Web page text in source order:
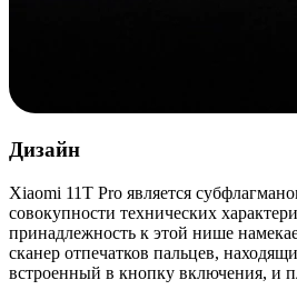
Дизайн
Xiaomi 11T Pro является
совокупности технических
принадлежность к этой нише
сканер отпечатков пальцев,
встроенный в кнопку включения, и